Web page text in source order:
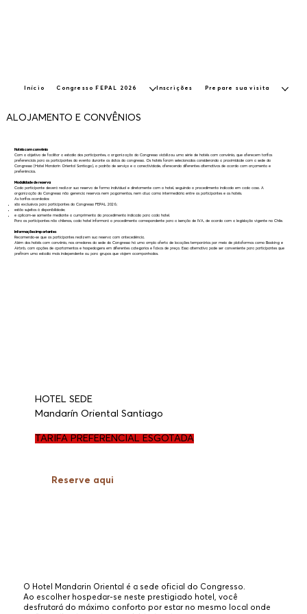
Início Congresso FEPAL 2026 Inscrições Prepare sua visita
ALOJAMENTO E CONVÊNIOS
Hotéis com convênio
Com o objetivo de facilitar a estadia dos participantes, a organização do Congresso viabilizou uma série de hotéis com convênio, que oferecem tarifas
preferenciais para os participantes do evento durante as datas do congresso. Os hotéis foram selecionados considerando a proximidade com a sede do
Congresso (Hotel Mandarin Oriental Santiago), o padrão de serviço e a conectividade, oferecendo diferentes alternativas de acordo com orçamento e
preferências.
Modalidade de reserva
Cada participante deverá realizar sua reserva de forma individual e diretamente com o hotel, seguindo o procedimento indicado em cada caso. A
organização do Congresso não gerencia reservas nem pagamentos, nem atua como intermediária entre os participantes e os hotéis.
As tarifas acordadas:
são exclusivas para participantes do Congresso FEPAL 2026;
estão sujeitas à disponibilidade;
e aplicam-se somente mediante o cumprimento do procedimento indicado para cada hotel.
Para os participantes não chilenos, cada hotel informará o procedimento correspondente para a isenção de IVA, de acordo com a legislação vigente no Chile.
Informações importantes
Recomenda-se que os participantes realizem sua reserva com antecedência.
Além dos hotéis com convênio, nos arredores da sede do Congresso há uma ampla oferta de locações temporárias por meio de plataformas como Booking e
Airbnb, com opções de apartamentos e hospedagens em diferentes categorias e faixas de preço. Essa alternativa pode ser conveniente para participantes que
prefiram uma estadia mais independente ou para grupos que viajem acompanhados.
HOTEL SEDE
Mandarín Oriental Santiago
TARIFA PREFERENCIAL ESGOTADA
Reserve aqui
O Hotel Mandarin Oriental é a sede oficial do Congresso.
Ao escolher hospedar-se neste prestigiado hotel, você
desfrutará do máximo conforto por estar no mesmo local onde